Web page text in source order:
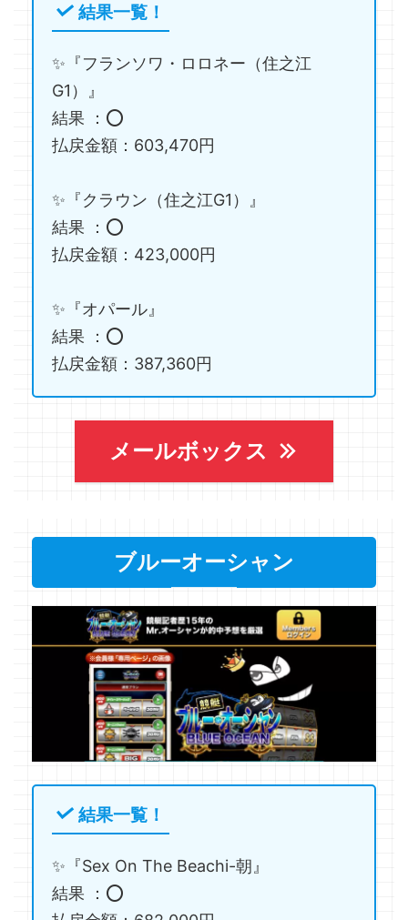
結果一覧！
✨『フランソワ・ロロネー（住之江
G1）』
結果 ：⭕️
払戻金額：603,470円
✨『クラウン（住之江G1）』
結果 ：⭕️
払戻金額：423,000円
✨『オパール』
結果 ：⭕️
払戻金額：387,360円
メールボックス
ブルーオーシャン
結果一覧！
✨『Sex On The Beachi-朝』
結果 ：⭕️